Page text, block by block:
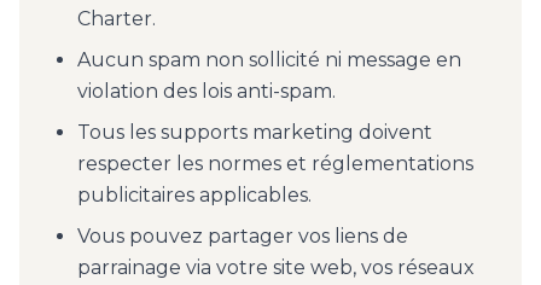
Charter.
Aucun spam non sollicité ni message en
violation des lois anti-spam.
Tous les supports marketing doivent
respecter les normes et réglementations
publicitaires applicables.
Vous pouvez partager vos liens de
parrainage via votre site web, vos réseaux